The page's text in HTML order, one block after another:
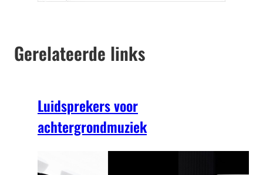
Gerelateerde links
Luidsprekers voor
achtergrondmuziek